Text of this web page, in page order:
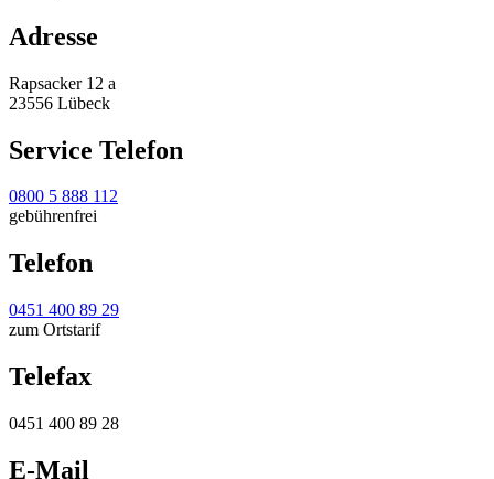
Adresse
Rapsacker 12 a
23556 Lübeck
Service Telefon
0800 5 888 112
gebührenfrei
Telefon
0451 400 89 29
zum Ortstarif
Telefax
0451 400 89 28
E-Mail